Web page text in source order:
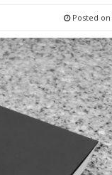
Posted on